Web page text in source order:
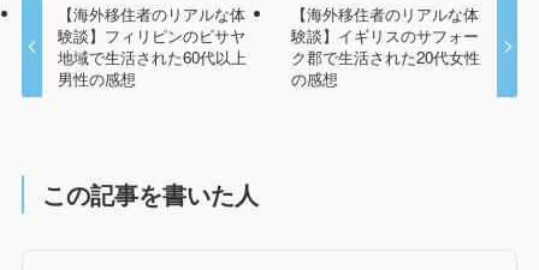
【海外移住者のリアルな体
験談】フィリピンのビサヤ
地域で生活された60代以上
男性の感想
【海外移住者のリアルな体
験談】イギリスのサフォー
ク郡で生活された20代女性
の感想
この記事を書いた人